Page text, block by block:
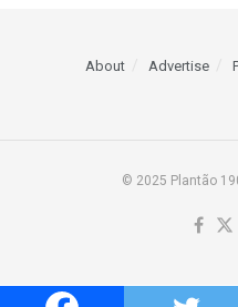
About Advertise
© 2025 Plantão